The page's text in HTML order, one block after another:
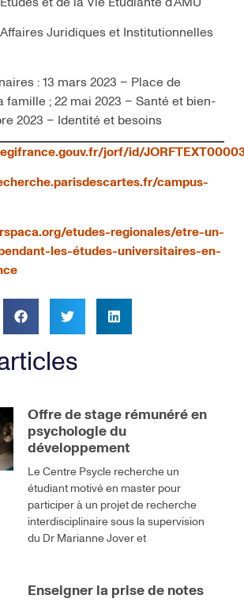
Juridiques et Institutionnelles
: 13 mars 2023 – Place de
famille ; 22 mai 2023 – Santé et bien-
2023 – Identité et besoins
jorf/id/
campus-
etudes-regionales/etre-un-
les-études-universitaires-en-
Offre de stage rémunéré en
psychologie du
développement
Le Centre Psycle recherche un
étudiant motivé en master pour
participer à un projet de recherche
interdisciplinaire sous la supervision
du Dr Marianne Jover et
Enseigner la prise de notes